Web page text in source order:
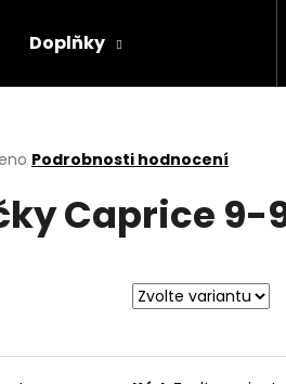
Doplňky
Podrobnosti hodnocení
Caprice 9-